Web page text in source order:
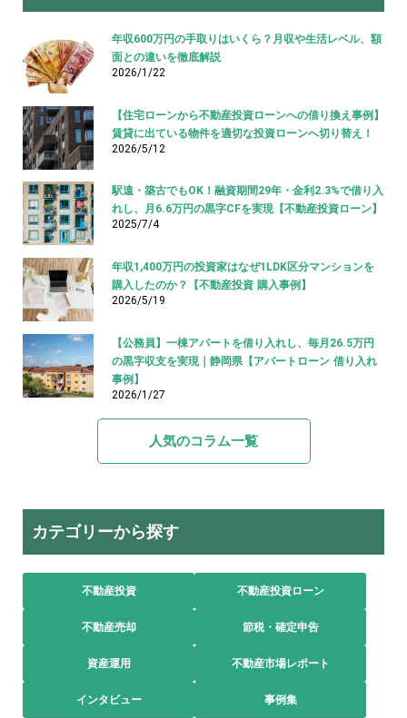
年収600万円の手取りはいくら？月収や生活レベル、額
面との違いを徹底解説
2026/1/22
【住宅ローンから不動産投資ローンへの借り換え事例】
賃貸に出ている物件を適切な投資ローンへ切り替え！
2026/5/12
駅遠・築古でもOK！融資期間29年・金利2.3%で借り入
れし、月6.6万円の黒字CFを実現【不動産投資ローン】
2025/7/4
年収1,400万円の投資家はなぜ1LDK区分マンションを
購入したのか？【不動産投資 購入事例】
2026/5/19
【公務員】一棟アパートを借り入れし、毎月26.5万円
の黒字収支を実現｜静岡県【アパートローン 借り入れ
事例】
2026/1/27
人気のコラム一覧
カテゴリーから探す
不動産投資 不動産投資ローン
不動産売却 節税・確定申告
資産運用 不動産市場レポート
インタビュー 事例集